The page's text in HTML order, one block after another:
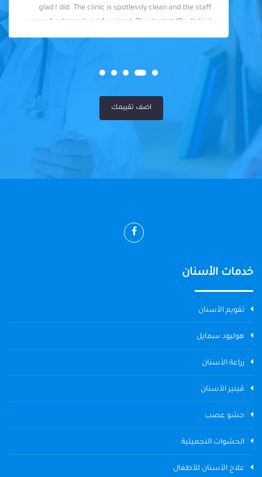
glad I did. The clinic is spotlessly clean and the staff
were all extremely professional. The dentist (Dr. Yahia)
was fantastic - knowledgeable, skilled, and so friendly. I
felt well taken care of throughout my visit. Highly
اضف تقييمك
خدمات الأسنان
تقويم الأسنان
هوليود سمايل
زراعة الأسنان
ڤينير الأسنان
حشو عصب
الحشوات التجميلية
علاج الأسنان للأطفال